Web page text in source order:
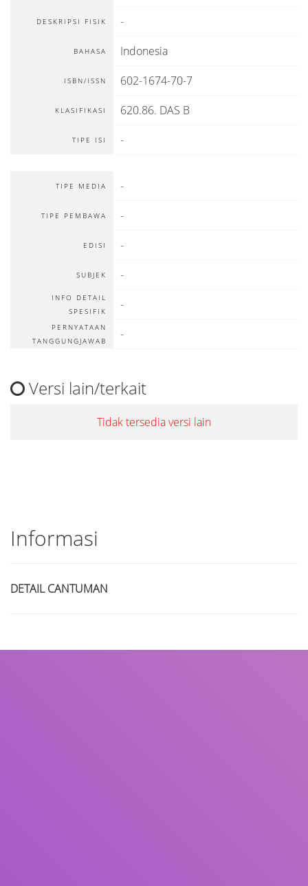
DESKRIPSI FISIK -
BAHASA Indonesia
ISBN/ISSN 602-1674-70-7
KLASIFIKASI 620.86. DAS B
TIPE ISI -
TIPE MEDIA -
TIPE PEMBAWA -
EDISI -
SUBJEK -
INFO DETAIL
SPESIFIK
-
PERNYATAAN
TANGGUNGJAWAB
-
Versi lain/terkait
Tidak tersedia versi lain
Informasi
DETAIL CANTUMAN